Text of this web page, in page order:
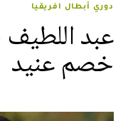
دوري أبطال افريقيا
عبد
خصم عنيد